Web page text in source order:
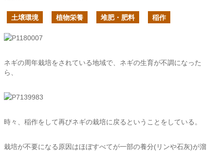
土壌環境 植物栄養 堆肥・肥料 稲作
ネギの周年栽培をされている地域で、ネギの生育が不調になった
ら、
時々、稲作をして再びネギの栽培に戻るということをしている。
栽培が不要になる原因はほぼすべてが一部の養分(リンや石灰)が溜